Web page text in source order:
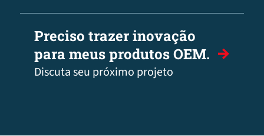
Preciso trazer inovação
para meus produtos OEM.
Discuta seu próximo projeto